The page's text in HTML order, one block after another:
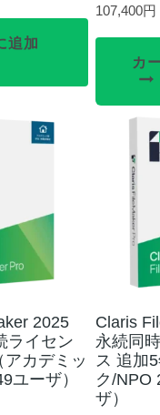
追加
107,400円
カ
2025
ライセン
アカデミッ
ユーザ）
Claris
永続同
ス 追加
ク/NPO
ザ）